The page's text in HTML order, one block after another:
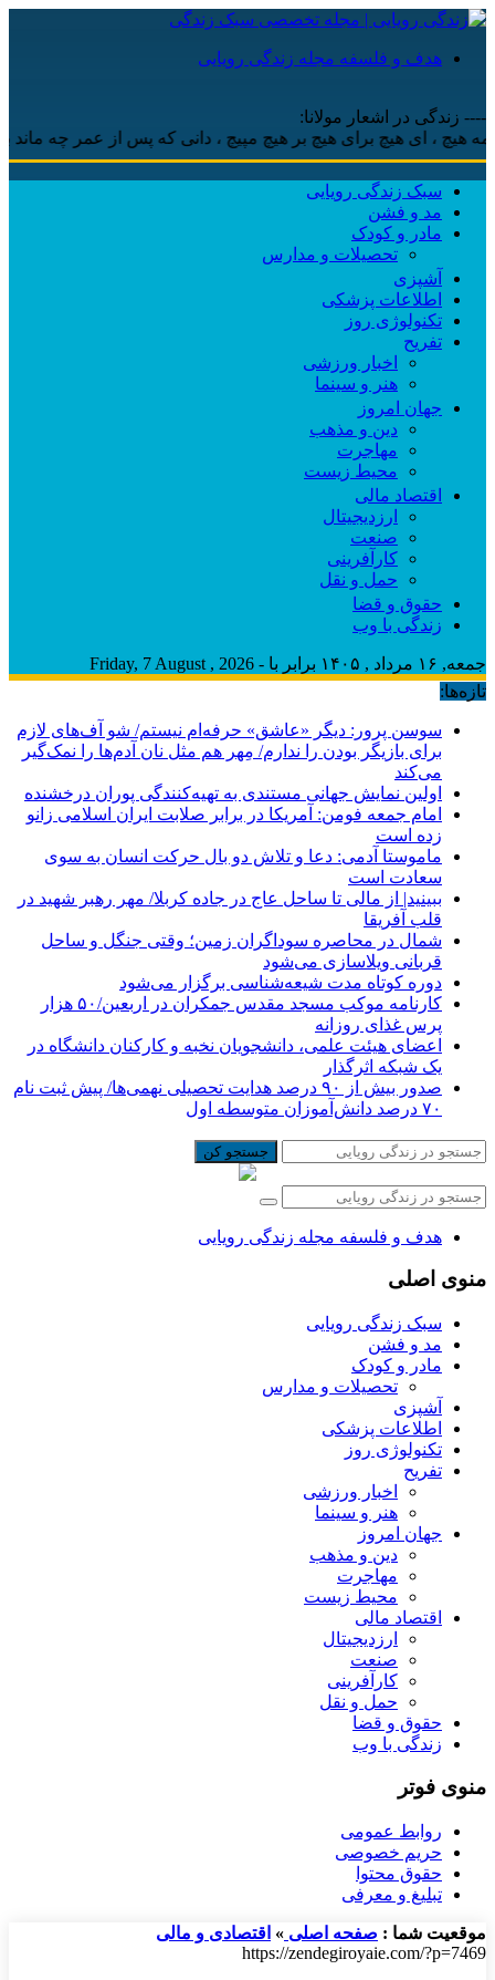
هدف و فلسفه مجله زندگی رویایی
---- زندگی در اشعار مولانا:
، ‌ای هیچ برای هیچ بر هیچ مپیچ ، دانی که پس از عمر چه ماند باقی
سبک زندگی رویایی
مد و فشن
مادر و کودک
تحصیلات و مدارس
آشپزی
اطلاعات پزشکی
تکنولوژی روز
تفریح
اخبار ورزشی
هنر و سینما
جهان امروز
دین و مذهب
مهاجرت
محیط زیست
اقتصاد مالی
ارزدیجیتال
صنعت
کارآفرینی
حمل و نقل
حقوق و قضا
زندگی با وب
جمعه, ۱۶ مرداد , ۱۴۰۵ برابر با - Friday, 7 August , 2026
تازه‌ها:
سوسن پرور: دیگر «عاشق» حرفه‌ام نیستم/ شو آف‌های لازم
برای بازیگر بودن را ندارم/ مِهر هم مثل نان آدم‌ها را نمک‌گیر
می‌کند
اولین نمایش جهانی مستندی به تهیه‌کنندگی پوران درخشنده
امام جمعه فومن: آمریکا در برابر صلابت ایران اسلامی زانو
زده است
ماموستا آدمی: دعا و تلاش دو بال حرکت انسان به سوی
سعادت است
ببینید| از مالی تا ساحل عاج در جاده کربلا/ مهر رهبر شهید در
قلب آفریقا
شمال در محاصره سوداگران زمین؛ وقتی جنگل و ساحل
قربانی ویلاسازی می‌شود
دوره کوتاه مدت شیعه‌شناسی برگزار می‌شود
کارنامه موکب مسجد مقدس جمکران در اربعین/۵۰ هزار
پرس غذای روزانه
اعضای هیئت علمی، دانشجویان نخبه و کارکنان دانشگاه در
یک شبکه‌ اثرگذار
صدور بیش از ۹۰ درصد هدایت تحصیلی نهمی‌ها/ پیش ثبت نام
۷۰ درصد دانش‌آموزان متوسطه اول
جستجو کن
هدف و فلسفه مجله زندگی رویایی
منوی اصلی
سبک زندگی رویایی
مد و فشن
مادر و کودک
تحصیلات و مدارس
آشپزی
اطلاعات پزشکی
تکنولوژی روز
تفریح
اخبار ورزشی
هنر و سینما
جهان امروز
دین و مذهب
مهاجرت
محیط زیست
اقتصاد مالی
ارزدیجیتال
صنعت
کارآفرینی
حمل و نقل
حقوق و قضا
زندگی با وب
منوی فوتر
روابط عمومی
حریم خصوصی
حقوق محتوا
تبلیغ و معرفی
موقعیت شما : صفحه اصلی » اقتصادی و مالی
https://zendegiroyaie.com/?p=7469